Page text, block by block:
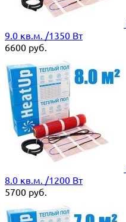
9.0 кв.м. /1350 Вт
6600 руб.
8.0 кв.м. /1200 Вт
5700 руб.